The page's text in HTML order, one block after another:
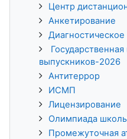
Центр
Анкетирование
Государственная
выпускников-2026
Антитеррор
ИСМП
Лицензирование
Олимпиада
Промежуточная